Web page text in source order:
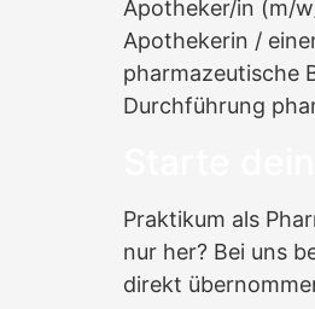
Apotheker/in (m/
Apothekerin /
pharmazeutische
Durchführung
Praktikum als
nur her? Bei uns
direkt